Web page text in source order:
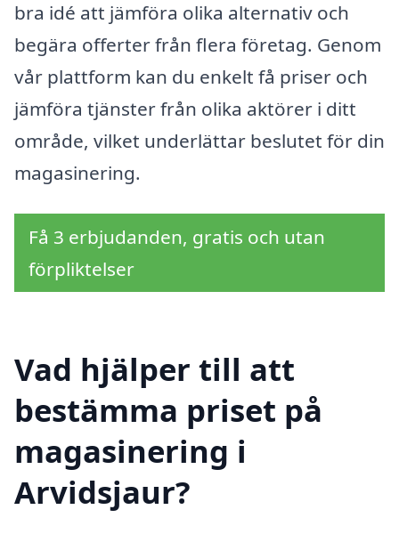
bra idé att jämföra olika alternativ och
begära offerter från flera företag. Genom
vår plattform kan du enkelt få priser och
jämföra tjänster från olika aktörer i ditt
område, vilket underlättar beslutet för din
magasinering.
Få 3 erbjudanden, gratis och utan
förpliktelser
Vad hjälper till att
bestämma priset på
magasinering i
Arvidsjaur?